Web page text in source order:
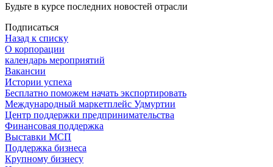
Будьте в курсе последних новостей отрасли
Подписаться
Назад к списку
О корпорации
календарь мероприятий
Вакансии
Истории успеха
Бесплатно поможем начать экспортировать
Международный маркетплейс Удмуртии
Центр поддержки предпринимательства
Финансовая поддержка
Выставки МСП
Поддержка бизнеса
Крупному бизнесу